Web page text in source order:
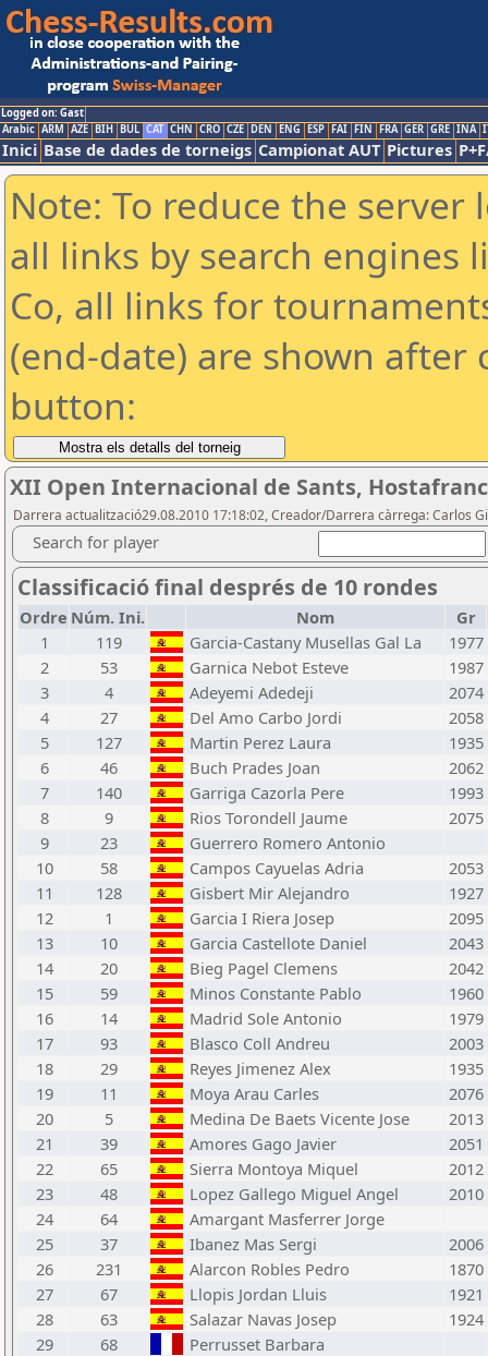
Logged on: Gast
Arabic ARM AZE BIH BUL CAT CHN CRO CZE DEN ENG ESP FAI FIN FRA GER GRE INA
Inici Base de dades de torneigs Campionat AUT Pictures
Note: To reduce the
all links by search engines
Co, all links for
(end-date) are shown
button:
XII Open Internacional de Sants,
Darrera actualització29.08.2010 17:18:02, Creador/Darrera càrrega: Carlos
Search for player
Classificació final després de 10 rondes
Ordre Núm. Ini. Nom
Gr
1
119 Garcia-Castany Musellas Gal La
1977
2
53 Garnica Nebot Esteve
1987
3
4 Adeyemi Adedeji
2074
4
27 Del Amo Carbo Jordi
2058
5
127 Martin Perez Laura
1935
6
46 Buch Prades Joan
2062
7
140 Garriga Cazorla Pere
1993
8
9 Rios Torondell Jaume
2075
9
23
Guerrero Romero Antonio
10
58 Campos Cayuelas Adria
2053
11
128 Gisbert Mir Alejandro
1927
12
1 Garcia I Riera Josep
2095
13
10 Garcia Castellote Daniel
2043
14
20 Bieg Pagel Clemens
2042
15
59 Minos Constante Pablo
1960
16
14 Madrid Sole Antonio
1979
17
93 Blasco Coll Andreu
2003
18
29 Reyes Jimenez Alex
1935
19
11 Moya Arau Carles
2076
20
5 Medina De Baets Vicente Jose
2013
21
39 Amores Gago Javier
2051
22
65 Sierra Montoya Miquel
2012
23
48 Lopez Gallego Miguel Angel
2010
24
64
Amargant Masferrer Jorge
25
37 Ibanez Mas Sergi
2006
26
231 Alarcon Robles Pedro
1870
27
67 Llopis Jordan Lluis
1921
28
63 Salazar Navas Josep
1924
29
68
Perrusset Barbara